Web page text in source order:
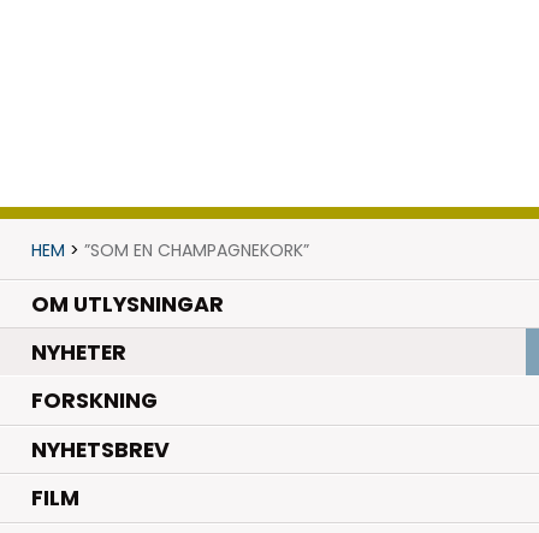
HEM > ”SOM EN CHAMPAGNEKORK”
OM UTLYSNINGAR
NYHETER.
FORSKNING.
NYHETSBREV
FILM